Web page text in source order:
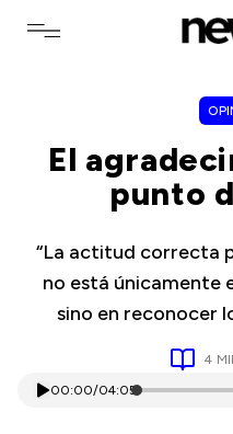
Toggle navigation menu
El
punto
“La actitud correcta
no está únicamente
sino en reconocer
4
00:00/04:05